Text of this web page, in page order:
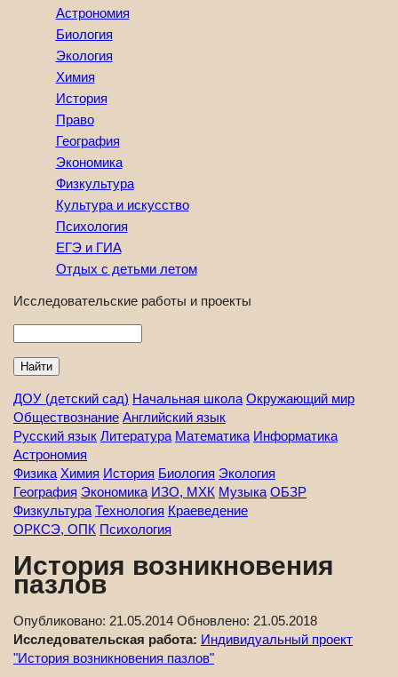
Астрономия
Биология
Экология
Химия
История
Право
География
Экономика
Физкультура
Культура и искусство
Психология
ЕГЭ и ГИА
Отдых с детьми летом
Исследовательские работы и проекты
ДОУ (детский сад) Начальная школа Окружающий мир
Обществознание Английский язык
Русский язык Литература Математика Информатика
Астрономия
Физика Химия История Биология Экология
География Экономика ИЗО, МХК Музыка ОБЗР
Физкультура Технология Краеведение
ОРКСЭ, ОПК Психология
История возникновения
пазлов
Опубликовано: 21.05.2014 Обновлено: 21.05.2018
Исследовательская работа: Индивидуальный проект
"История возникновения пазлов"